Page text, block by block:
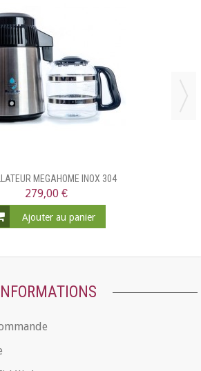
MEGAHOME INOX 304
279,00 €
Ajouter au panier
INFORMATIONS